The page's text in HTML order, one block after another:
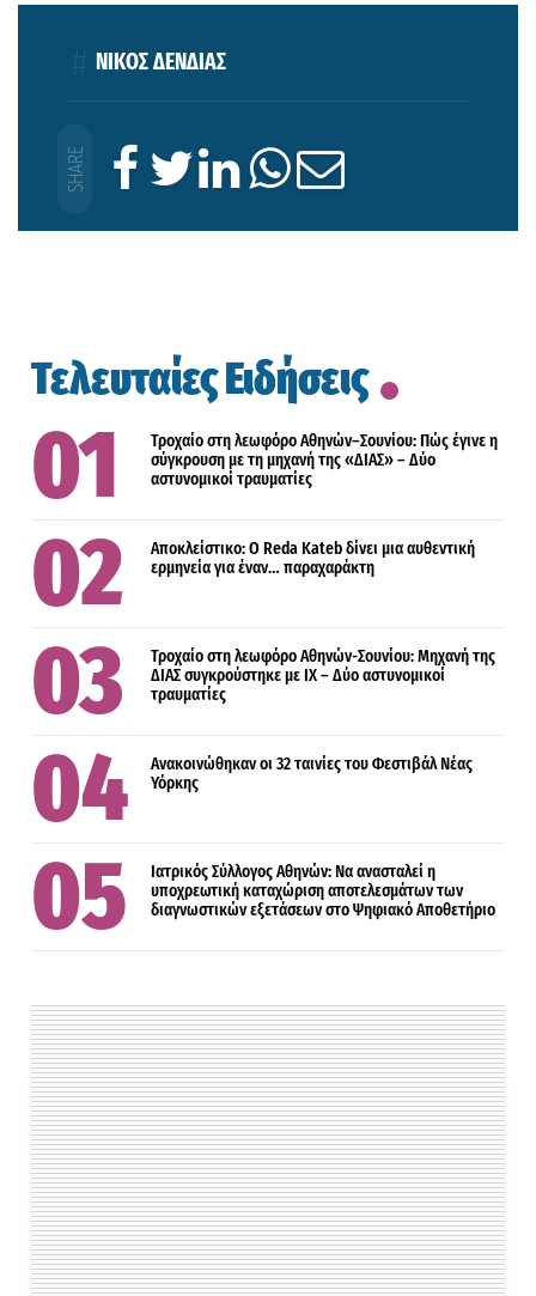
ΝΙΚΟΣ ΔΕΝΔΙΑΣ
Τελευταίες Ειδήσεις
Τροχαίο στη λεωφόρο Αθηνών–Σουνίου: Πώς έγινε η
σύγκρουση με τη μηχανή της «ΔΙΑΣ» – Δύο
αστυνομικοί τραυματίες
Αποκλείστικο: Ο Reda Kateb δίνει μια αυθεντική
ερμηνεία για έναν… παραχαράκτη
Τροχαίο στη λεωφόρο Αθηνών-Σουνίου: Μηχανή της
ΔΙΑΣ συγκρούστηκε με ΙΧ – Δύο αστυνομικοί
τραυματίες
Ανακοινώθηκαν οι 32 ταινίες του Φεστιβάλ Νέας
Υόρκης
Ιατρικός Σύλλογος Αθηνών: Να ανασταλεί η
υποχρεωτική καταχώριση αποτελεσμάτων των
διαγνωστικών εξετάσεων στο Ψηφιακό Αποθετήριο